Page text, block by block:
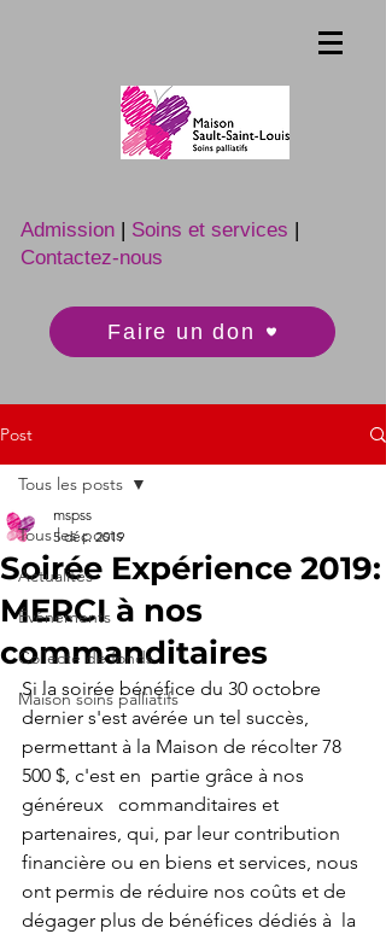
Admission | Soins et services |
Contactez-nous
Faire un don
Post
Tous les posts
Actualités
Événements
Collecte de fonds
Maison soins palliatifs
Tous les posts
Soirée Expérience 2019:
MERCI à nos
commanditaires
mspss
5 déc. 2019
Si la soirée bénéfice du 30 octobre
dernier s'est avérée un tel succès,
permettant à la Maison de récolter 78
500 $, c'est en  partie grâce à nos
généreux   commanditaires et
partenaires, qui, par leur contribution
financière ou en biens et services, nous
ont permis de réduire nos coûts et de
dégager plus de bénéfices dédiés à  la